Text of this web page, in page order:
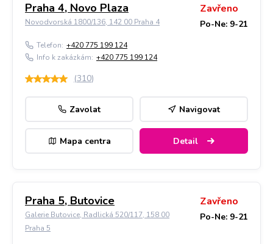
Praha 4, Novo Plaza
Novodvorská 1800/136, 142 00 Praha 4
Zavřeno
Po-Ne: 9-21
Telefon: +420 775 199 124
Info k zakázkám: +420 775 199 124
(310)
Zavolat Navigovat
Mapa centra Detail
Praha 5, Butovice
Galerie Butovice, Radlická 520/117, 158 00
Praha 5
Zavřeno
Po-Ne: 9-21